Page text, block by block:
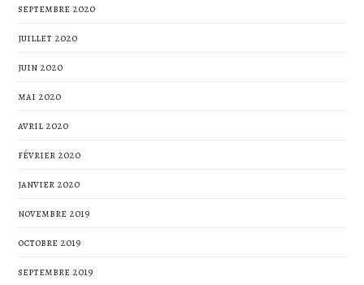
septembre 2020
juillet 2020
juin 2020
mai 2020
avril 2020
février 2020
janvier 2020
novembre 2019
octobre 2019
septembre 2019